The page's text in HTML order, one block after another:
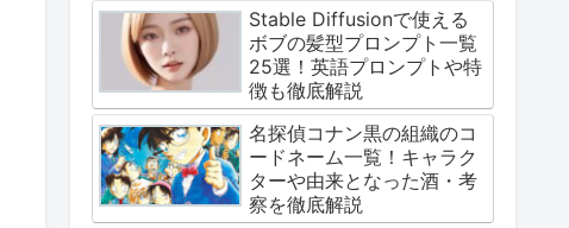
Stable Diffusionで使える
ボブの髪型プロンプト一覧
25選！英語プロンプトや特
徴も徹底解説
名探偵コナン黒の組織のコ
ードネーム一覧！キャラク
ターや由来となった酒・考
察を徹底解説